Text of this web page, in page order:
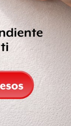
tratar de
ropa, un
de las
más de un año a
salvadoreño